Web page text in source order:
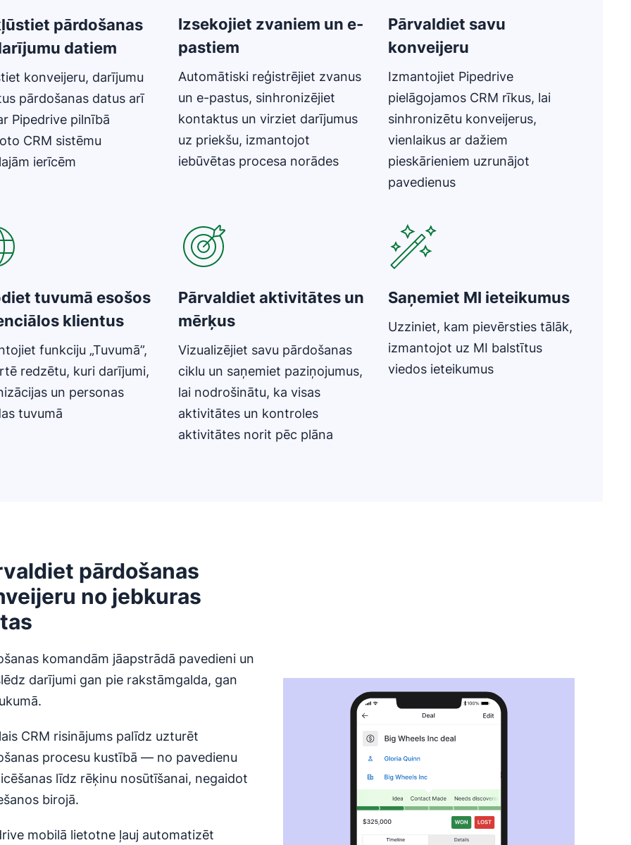
pārdošanas
datiem
konveijeru, darījumu
pārdošanas datus arī
Pipedrive pilnībā
CRM sistēmu
ierīcēm
Izsekojiet zvaniem un e-
pastiem
Automātiski reģistrējiet zvanus
un e-pastus, sinhronizējiet
kontaktus un virziet darījumus
uz priekšu, izmantojot
iebūvētas procesa norādes
Pārvaldiet savu
konveijeru
Izmantojiet Pipedrive
pielāgojamos CRM rīkus, lai
sinhronizētu konveijerus,
vienlaikus ar dažiem
pieskārieniem uzrunājot
pavedienus
tuvumā esošos
klientus
funkciju „Tuvumā”,
redzētu, kuri darījumi,
un personas
tuvumā
Pārvaldiet aktivitātes un
mērķus
Vizualizējiet savu pārdošanas
ciklu un saņemiet paziņojumus,
lai nodrošinātu, ka visas
aktivitātes un kontroles
aktivitātes norit pēc plāna
Saņemiet MI ieteikumus
Uzziniet, kam pievērsties tālāk,
izmantojot uz MI balstītus
viedos ieteikumus
pārdošanas
no jebkuras
komandām jāapstrādā pavedieni un
darījumi gan pie rakstāmgalda, gan
CRM risinājums palīdz uzturēt
procesu kustībā — no pavedienu
līdz rēķinu nosūtīšanai, negaidot
birojā.
mobilā lietotne ļauj automatizēt